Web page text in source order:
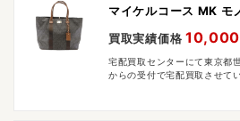
マイケルコース MK モ
買取実績価格 10,000
宅配買取センターにて東京都
からの受付で宅配買取させて